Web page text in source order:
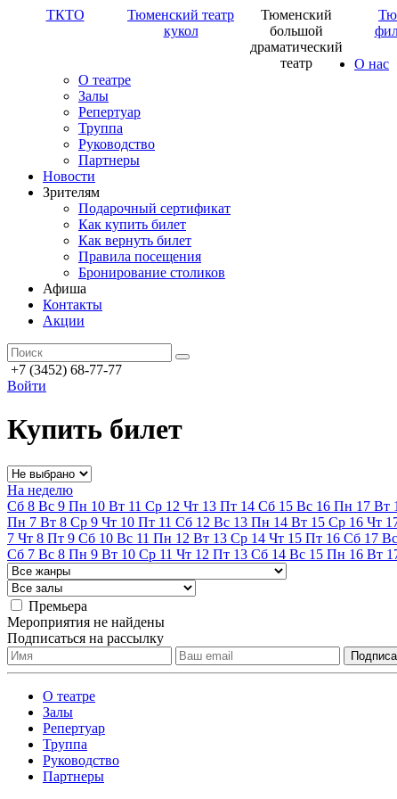
ТКТО
Тюменский театр
кукол
Тюменский
большой
драматический
театр
О нас
О театре
Залы
Репертуар
Труппа
Руководство
Партнеры
Новости
Зрителям
Подарочный сертификат
Как купить билет
Как вернуть билет
Правила посещения
Бронирование столиков
Афиша
Контакты
Акции
+7 (3452) 68-77-77
Войти
Купить билет
На неделю
Сб 8 Вс 9 Пн 10 Вт 11 Ср 12 Чт 13 Пт 14 Сб 15 Вс 16 Пн 17 Вт
Пн 7 Вт 8 Ср 9 Чт 10 Пт 11 Сб 12 Вс 13 Пн 14 Вт 15 Ср 16 Чт
7 Чт 8 Пт 9 Сб 10 Вс 11 Пн 12 Вт 13 Ср 14 Чт 15 Пт 16 Сб 17 Вс
Сб 7 Вс 8 Пн 9 Вт 10 Ср 11 Чт 12 Пт 13 Сб 14 Вс 15 Пн 16 Вт
Премьера
Мероприятия не найдены
Подписаться на рассылку
О театре
Залы
Репертуар
Труппа
Руководство
Партнеры